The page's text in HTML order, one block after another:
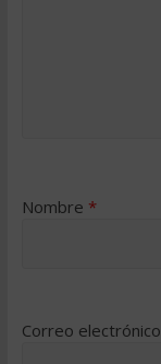
Nombre *
Correo electrónico